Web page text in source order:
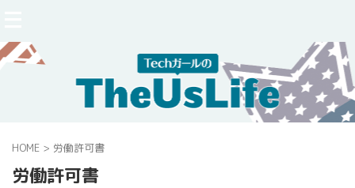
HOME > 労働許可書
労働許可書